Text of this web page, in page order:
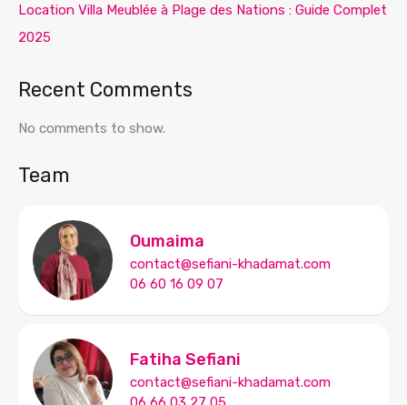
Location Villa Meublée à Plage des Nations : Guide Complet
2025
Recent Comments
No comments to show.
Team
Oumaima
contact@sefiani-khadamat.com
06 60 16 09 07
Fatiha Sefiani
contact@sefiani-khadamat.com